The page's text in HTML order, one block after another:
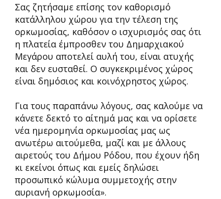
Σας ζητήσαμε επίσης τον καθορισμό
κατάλληλου χώρου για την τέλεση της
ορκωμοσίας, καθόσον ο ισχυρισμός σας ότι
η πλατεία έμπροσθεν του Δημαρχιακού
Μεγάρου αποτελεί αυλή του, είναι ατυχής
και δεν ευσταθεί. Ο συγκεκριμένος χώρος
είναι δημόσιος και κοινόχρηστος χώρος.
Για τους παραπάνω λόγους, σας καλούμε να
κάνετε δεκτό το αίτημά μας και να ορίσετε
νέα ημερομηνία ορκωμοσίας μας ως
ανωτέρω αιτούμεθα, μαζί και με άλλους
αιρετούς του Δήμου Ρόδου, που έχουν ήδη
κι εκείνοι όπως και εμείς δηλώσει
προσωπικό κώλυμα συμμετοχής στην
αυριανή ορκωμοσία».